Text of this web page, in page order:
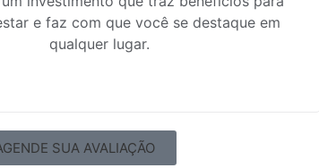
e faz com que você se destaque em
qualquer lugar.
SUA AVALIAÇÃO